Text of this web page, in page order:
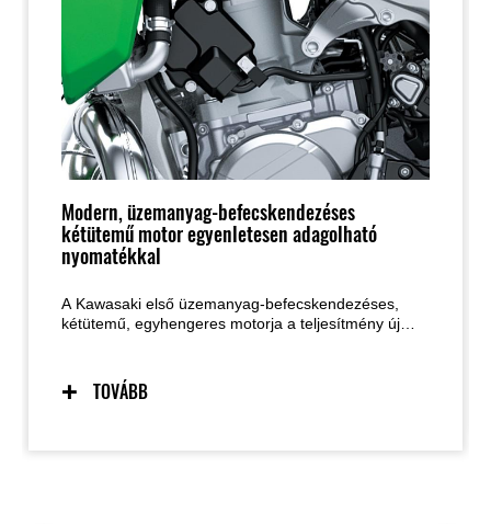
Modern, üzemanyag-befecskendezéses
kétütemű motor egyenletesen adagolható
nyomatékkal
A Kawasaki első üzemanyag-befecskendezéses,
kétütemű, egyhengeres motorja a teljesítmény új
ellátás a külső hőmérséklettől és a légköri nyomástól
függetlenül egyenletes marad. A kétütemű
TOVÁBB